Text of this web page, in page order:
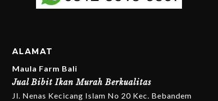
ALAMAT
Maula Farm Bali
Jual Bibit Ikan Murah Berkualitas
Jl. Nenas Kecicang Islam No 20 Kec. Bebandem